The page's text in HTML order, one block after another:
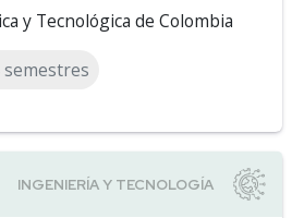
y Tecnológica de Colombia
semestres